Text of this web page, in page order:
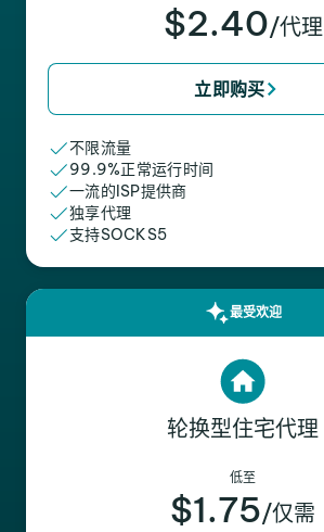
$2.40/代理
立即购买
不限流量
99.9%正常运行时间
一流的ISP提供商
独享代理
支持SOCKS5
最受欢迎
轮换型住宅代理
低至
$1.75/仅需